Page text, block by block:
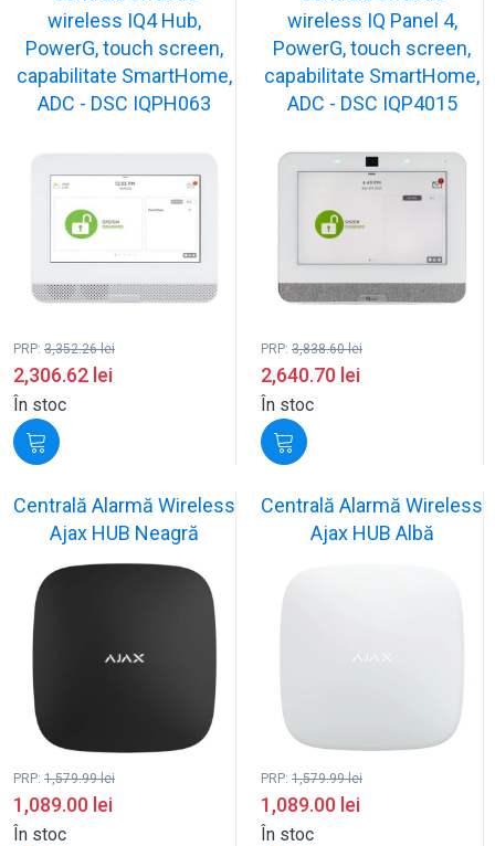
wireless IQ4 Hub,
PowerG, touch screen,
capabilitate SmartHome,
ADC - DSC IQPH063
PRP: 3,352.26lei
2,306.62 lei
În stoc
wireless IQ Panel 4,
PowerG, touch screen,
capabilitate SmartHome,
ADC - DSC IQP4015
PRP: 3,838.60lei
2,640.70 lei
În stoc
Centrală Alarmă Wireless
Ajax HUB Neagră
PRP: 1,579.99lei
1,089.00 lei
În stoc
Centrală Alarmă Wireless
Ajax HUB Albă
PRP: 1,579.99lei
1,089.00 lei
În stoc